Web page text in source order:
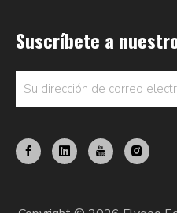
Suscríbete a